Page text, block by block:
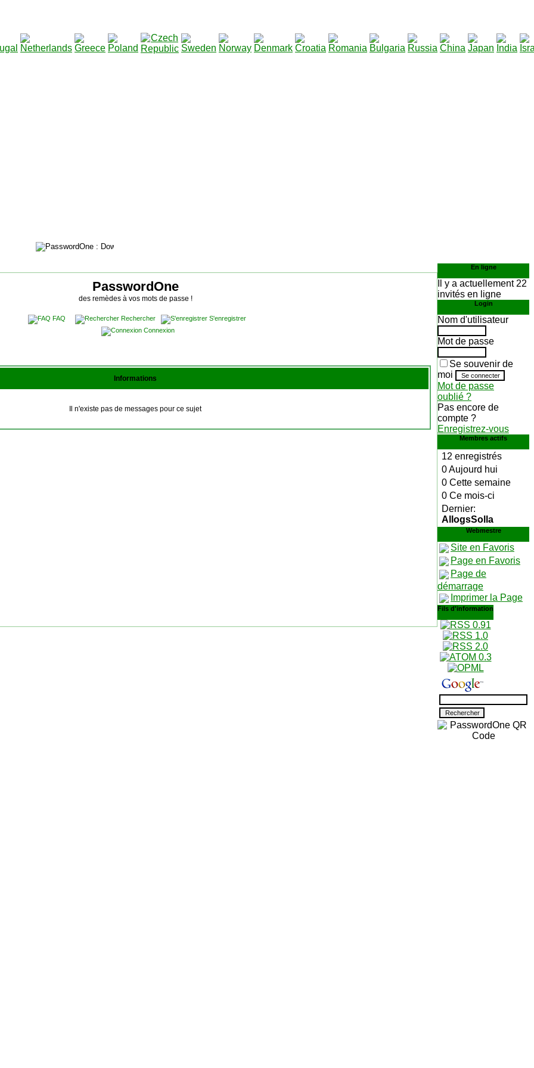
PasswordOne
des remèdes à vos mots de passe !
FAQ Rechercher
S'enregistrer
Connexion
Informations
Il n'existe pas de messages pour ce sujet
En ligne
Il y a actuellement 22
invités en ligne
Login
Nom d'utilisateur
Mot de passe
Se souvenir de
moi
Mot de passe
oublié ?
Pas encore de
compte ?
Enregistrez-vous
Membres actifs
12 enregistrés
0 Aujourd hui
0 Cette semaine
0 Ce mois-ci
Dernier:
AllogsSolla
Webmestre
Site en Favoris
Page en Favoris
Page de
démarrage
Imprimer la Page
Fils d'information